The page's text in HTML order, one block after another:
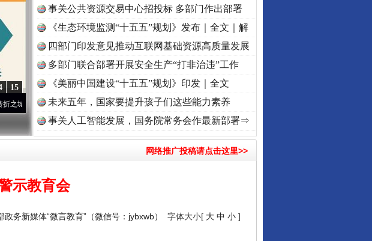
15
..·[视频] 牢记初心使命 奋进复兴征程丨红船起航处 潮起..·[视频]一首歌的时间，读懂乐至的“诗与远方”
事关公共资源交易中心招投标 多部门作出部署
《生态环境监测“十五五”规划》发布｜全文｜解
读
四部门印发意见推动互联网基础资源高质量发展
多部门联合部署开展安全生产“打非治违”工作
《美丽中国建设“十五五”规划》印发｜全文
未来五年，国家要提升孩子们这些能力素养
事关人工智能发展，国务院常务会作最新部署⇒
网络推广投稿请点击这里>>
示教育会
政务新媒体“微言教育”（微信号：jybxwb） 字体大小[ 大 中 小 ]